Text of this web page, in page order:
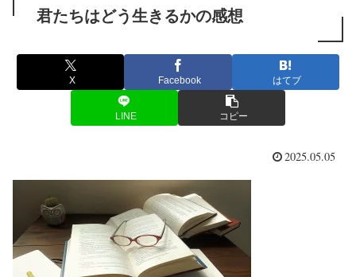
君たちはどう生きるかの感想
X Facebook はてブ
LINE コピー
2025.05.05